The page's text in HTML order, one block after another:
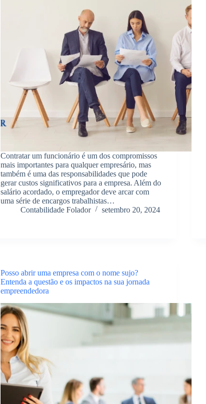
Contratar um funcionário é um dos compromissos
mais importantes para qualquer empresário, mas
também é uma das responsabilidades que pode
gerar custos significativos para a empresa. Além do
salário acordado, o empregador deve arcar com
uma série de encargos trabalhistas…
Contabilidade Folador
setembro 20, 2024
Posso abrir uma empresa com o nome sujo?
Entenda a questão e os impactos na sua jornada
empreendedora